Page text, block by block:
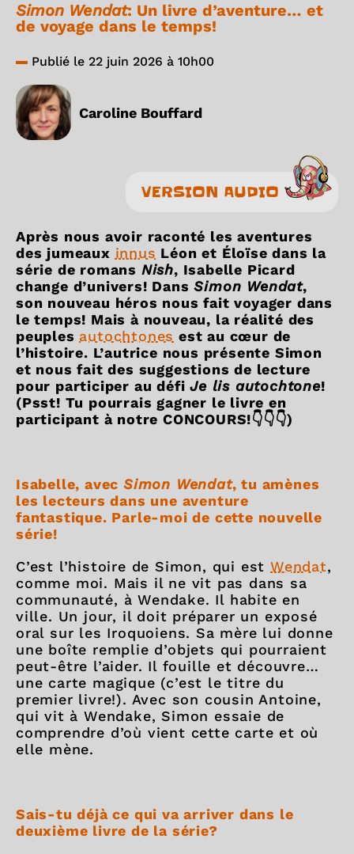
Simon Wendat: Un livre d’aventure… et
de voyage dans le temps!
Publié le 22 juin 2026 à 10h00
Caroline Bouffard
VERSION AUDIO
Après nous avoir raconté les aventures
des jumeaux innus Léon et Éloïse dans la
série de romans Nish, Isabelle Picard
change d’univers! DansSimon Wendat,
son nouveau héros nous fait voyager dans
le temps! Mais à nouveau, la réalité des
peuples autochtones est au cœur de
l’histoire. L’autrice nous présente Simon
et nous fait des suggestions de lecture
pour participer au défiJe lis autochtone!
(Psst! Tu pourrais gagner le livre en
participant à notre CONCOURS!👇👇👇)
Isabelle, avec Simon Wendat, tu amènes
les lecteurs dans une aventure
fantastique. Parle-moi de cette nouvelle
série!
C’est l’histoire de Simon, qui est Wendat,
comme moi. Mais il ne vit pas dans sa
communauté, à Wendake. Il habite en
ville. Un jour, il doit préparer un exposé
oral sur les Iroquoiens. Sa mère lui donne
une boîte remplie d’objets qui pourraient
peut-être l’aider. Il fouille et découvre…
une carte magique (c’est le titre du
premier livre!). Avec son cousin Antoine,
qui vit à Wendake, Simon essaie de
comprendre d’où vient cette carte et où
elle mène.
Sais-tu déjà ce qui va arriver dans le
deuxième livre de la série?